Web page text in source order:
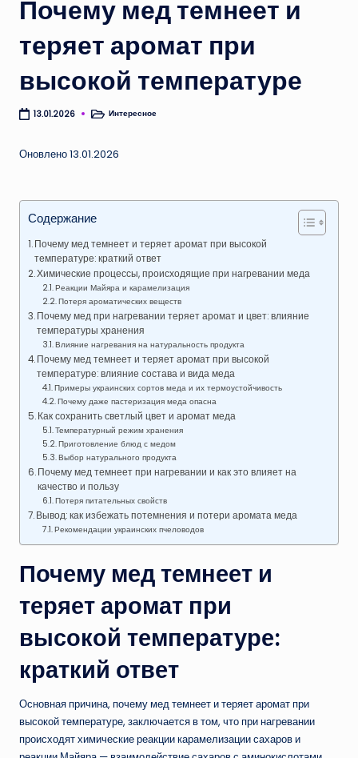
Почему мед темнеет и
теряет аромат при
высокой температуре
13.01.2026
Опубликовано
Интересное
Оновлено 13.01.2026
Содержание
Почему мед темнеет и теряет аромат при высокой
температуре: краткий ответ
Химические процессы, происходящие при нагревании меда
Реакции Майяра и карамелизация
Потеря ароматических веществ
Почему мед при нагревании теряет аромат и цвет: влияние
температуры хранения
Влияние нагревания на натуральность продукта
Почему мед темнеет и теряет аромат при высокой
температуре: влияние состава и вида меда
Примеры украинских сортов меда и их термоустойчивость
Почему даже пастеризация меда опасна
Как сохранить светлый цвет и аромат меда
Температурный режим хранения
Приготовление блюд с медом
Выбор натурального продукта
Почему мед темнеет при нагревании и как это влияет на
качество и пользу
Потеря питательных свойств
Вывод: как избежать потемнения и потери аромата меда
Рекомендации украинских пчеловодов
Почему мед темнеет и
теряет аромат при
высокой температуре:
краткий ответ
Основная причина, почему мед темнеет и теряет аромат при
высокой температуре, заключается в том, что при нагревании
происходят химические реакции карамелизации сахаров и